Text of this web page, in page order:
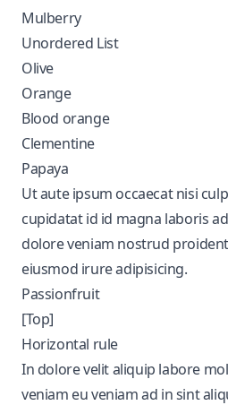
Mulberry
Unordered List
Olive
Orange
Blood orange
Clementine
Papaya
Ut aute ipsum occaecat nisi
cupidatat id id magna laboris
dolore veniam nostrud
eiusmod irure adipisicing.
Passionfruit
[Top]
Horizontal rule
In dolore velit aliquip labore
veniam eu veniam ad in sint